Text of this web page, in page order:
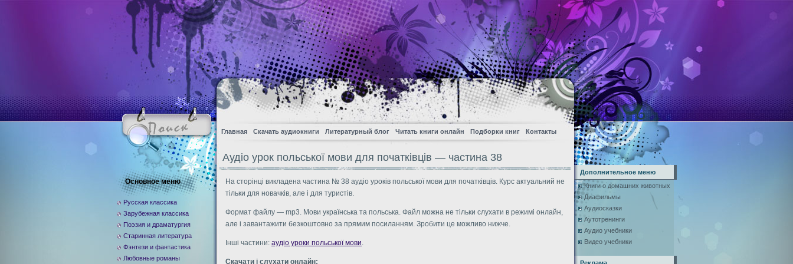
Главная Скачать аудиокниги Литературный блог Читать книги онлайн Подборки книг Контакты
Аудіо урок польської мови для початківців — частина 38
На сторінці викладена частина № 38 аудіо уроків польської мови для початківців. Курс актуальний не
тільки для новачків, але і для туристів.
Формат файлу — mp3. Мови українська та польська. Файл можна не тільки слухати в режимі онлайн,
але і завантажити безкоштовно за прямим посиланням. Зробити це можливо нижче.
Інші частини: аудіо уроки польської мови.
Скачати і слухати онлайн:
Основное меню
Русская классика
Зарубежная классика
Поэзия и драматургия
Старинная литература
Фэнтези и фантастика
Любовные романы
Дополнительное меню
Книги о домашних животных
Диафильмы
Аудиосказки
Аутотренинги
Аудио учебники
Видео учебники